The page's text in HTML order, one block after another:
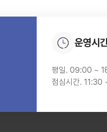
운영시
평일. 09:00 ~
점심시간. 11:30